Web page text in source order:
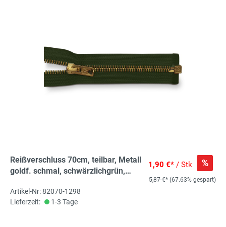
Reißverschluss 70cm, teilbar, Metall
goldf. schmal, schwärzlichgrün,
Reißverschluss von Rubi/Barcelona
1,90 €* / Stk %
5,87 €* (67.63% gespart)
Artikel-Nr: 82070-1298
Lieferzeit:
1-3 Tage